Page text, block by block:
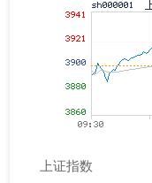
上证指数